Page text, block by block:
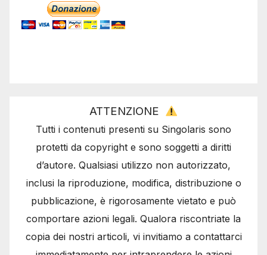
ATTENZIONE
Tutti i contenuti presenti su Singolaris sono
protetti da copyright e sono soggetti a diritti
d’autore. Qualsiasi utilizzo non autorizzato,
inclusi la riproduzione, modifica, distribuzione o
pubblicazione, è rigorosamente vietato e può
comportare azioni legali. Qualora riscontriate la
copia dei nostri articoli, vi invitiamo a contattarci